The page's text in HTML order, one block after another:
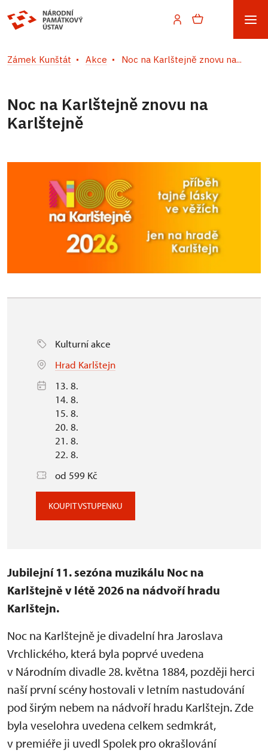
Zámek Kunštát Akce Noc na Karlštejně znovu na...
Noc na Karlštejně znovu na
Karlštejně
Kulturní akce
Hrad Karlštejn
13. 8.
14. 8.
15. 8.
20. 8.
21. 8.
22. 8.
od 599 Kč
KOUPIT VSTUPENKU
Jubilejní 11. sezóna muzikálu Noc na
Karlštejně v létě 2026 na nádvoří hradu
Karlštejn.
Noc na Karlštejně je divadelní hra Jaroslava
Vrchlického, která byla poprvé uvedena
v Národním divadle 28. května 1884, později herci
naší první scény hostovali v letním nastudování
pod širým nebem na nádvoří hradu Karlštejn. Zde
byla veselohra uvedena celkem sedmkrát,
v premiéře ji uvedl Spolek pro okrašlování